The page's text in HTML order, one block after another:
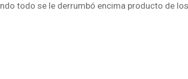
todo se le derrumbó encima producto de